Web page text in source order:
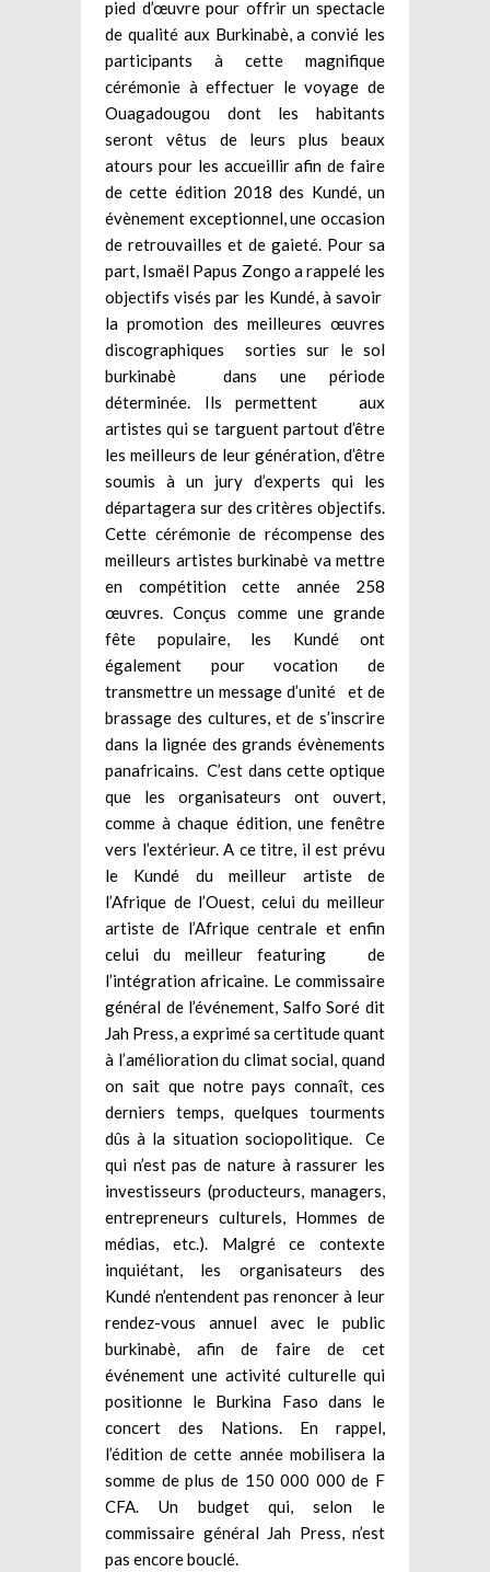
pied d’œuvre pour offrir un spectacle
de qualité aux Burkinabè, a convié les
participants à cette magnifique
cérémonie à effectuer le voyage de
Ouagadougou dont les habitants
seront vêtus de leurs plus beaux
atours pour les accueillir afin de faire
de cette édition 2018 des Kundé, un
évènement exceptionnel, une occasion
de retrouvailles et de gaieté. Pour sa
part, Ismaël Papus Zongo a rappelé les
objectifs visés par les Kundé, à savoir
la promotion des meilleures œuvres
discographiques sorties sur le sol
burkinabè dans une période
déterminée. Ils permettent aux
artistes qui se targuent partout d’être
les meilleurs de leur génération, d’être
soumis à un jury d’experts qui les
départagera sur des critères objectifs.
Cette cérémonie de récompense des
meilleurs artistes burkinabè va mettre
en compétition cette année 258
œuvres. Conçus comme une grande
fête populaire, les Kundé ont
également pour vocation de
transmettre un message d’unité et de
brassage des cultures, et de s’inscrire
dans la lignée des grands évènements
panafricains. C’est dans cette optique
que les organisateurs ont ouvert,
comme à chaque édition, une fenêtre
vers l’extérieur. A ce titre, il est prévu
le Kundé du meilleur artiste de
l’Afrique de l’Ouest, celui du meilleur
artiste de l’Afrique centrale et enfin
celui du meilleur featuring de
l’intégration africaine. Le commissaire
général de l’événement, Salfo Soré dit
Jah Press, a exprimé sa certitude quant
à l’amélioration du climat social, quand
on sait que notre pays connaît, ces
derniers temps, quelques tourments
dûs à la situation sociopolitique. Ce
qui n’est pas de nature à rassurer les
investisseurs (producteurs, managers,
entrepreneurs culturels, Hommes de
médias, etc.). Malgré ce contexte
inquiétant, les organisateurs des
Kundé n’entendent pas renoncer à leur
rendez-vous annuel avec le public
burkinabè, afin de faire de cet
événement une activité culturelle qui
positionne le Burkina Faso dans le
concert des Nations. En rappel,
l’édition de cette année mobilisera la
somme de plus de 150 000 000 de F
CFA. Un budget qui, selon le
commissaire général Jah Press, n’est
pas encore bouclé.